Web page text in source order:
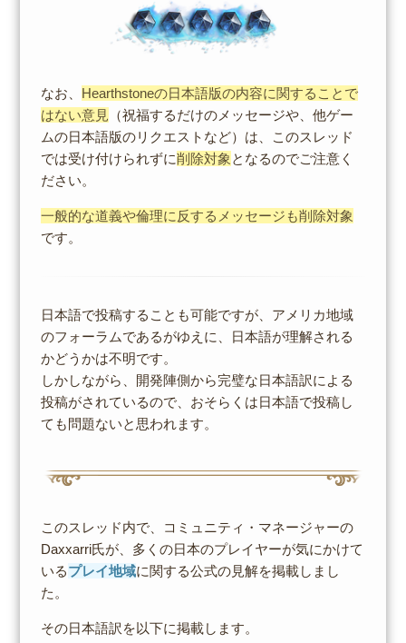
なお、 Hearthstoneの日本語版の内容に関することで
はない意見 （祝福するだけのメッセージや、他ゲー
ムの日本語版のリクエストなど）は、このスレッド
では受け付けられずに削除対象 となるのでご注意く
ださい。
一般的な道義や倫理に反するメッセージも削除対象
です。
日本語で投稿することも可能ですが、アメリカ地域
のフォーラムであるがゆえに、日本語が理解される
かどうかは不明です。
しかしながら、開発陣側から完璧な日本語訳による
投稿がされているので、おそらくは日本語で投稿し
ても問題ないと思われます。
このスレッド内で、コミュニティ・マネージャーの
Daxxarri氏が、多くの日本のプレイヤーが気にかけて
いるプレイ地域に関する公式の見解を掲載しまし
た。
その日本語訳を以下に掲載します。